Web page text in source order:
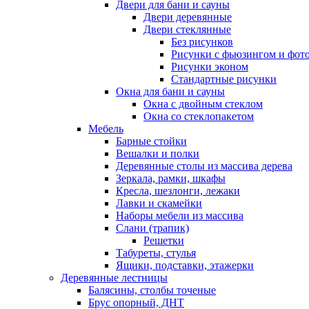
Двери для бани и сауны
Двери деревянные
Двери стеклянные
Без рисунков
Рисунки с фьюзингом и
Рисунки эконом
Стандартные рисунки
Окна для бани и сауны
Окна с двойным стеклом
Окна со стеклопакетом
Мебель
Барные стойки
Вешалки и полки
Деревянные столы из массива дерева
Зеркала, рамки, шкафы
Кресла, шезлонги, лежаки
Лавки и скамейки
Наборы мебели из массива
Слани (трапик)
Решетки
Табуреты, стулья
Ящики, подставки, этажерки
Деревянные лестницы
Балясины, столбы точеные
Брус опорный, ДНТ